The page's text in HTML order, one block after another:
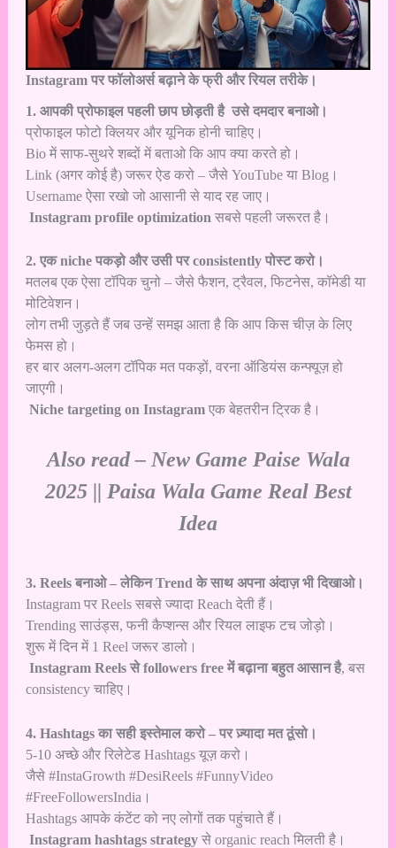
Instagram पर फॉलोअर्स बढ़ाने के फ्री और रियल तरीके।
1. आपकी प्रोफाइल पहली छाप छोड़ती है उसे दमदार बनाओ।
प्रोफाइल फोटो क्लियर और यूनिक होनी चाहिए।
Bio में साफ-सुथरे शब्दों में बताओ कि आप क्या करते हो।
Link (अगर कोई है) जरूर ऐड करो – जैसे YouTube या Blog।
Username ऐसा रखो जो आसानी से याद रह जाए।
Instagram profile optimization सबसे पहली जरूरत है।
2. एक niche पकड़ो और उसी पर consistently पोस्ट करो।
मतलब एक ऐसा टॉपिक चुनो – जैसे फैशन, ट्रैवल, फिटनेस, कॉमेडी या
मोटिवेशन।
लोग तभी जुड़ते हैं जब उन्हें समझ आता है कि आप किस चीज़ के लिए
फेमस हो।
हर बार अलग-अलग टॉपिक मत पकड़ों, वरना ऑडियंस कन्फ्यूज़ हो
जाएगी।
Niche targeting on Instagramएक बेहतरीन ट्रिक है।
Also read – New Game Paise Wala
2025 || Paisa Wala Game Real Best
Idea
3. Reels बनाओ – लेकिन Trend के साथ अपना अंदाज़ भी दिखाओ।
Instagram पर Reels सबसे ज्यादा Reach देती हैं।
Trending साउंड्स, फनी कैप्शन्स और रियल लाइफ टच जोड़ो।
शुरू में दिन में 1 Reel जरूर डालो।
Instagram Reels से followers free में बढ़ाना बहुत आसान है, बस
consistency चाहिए।
4. Hashtags का सही इस्तेमाल करो – पर ज़्यादा मत ठूंसो।
5-10 अच्छे और रिलेटेड Hashtags यूज़ करो।
जैसे #InstaGrowth #DesiReels #FunnyVideo
#FreeFollowersIndia।
Hashtags आपके कंटेंट को नए लोगों तक पहुंचाते हैं।
Instagram hashtags strategyसे organic reach मिलती है।